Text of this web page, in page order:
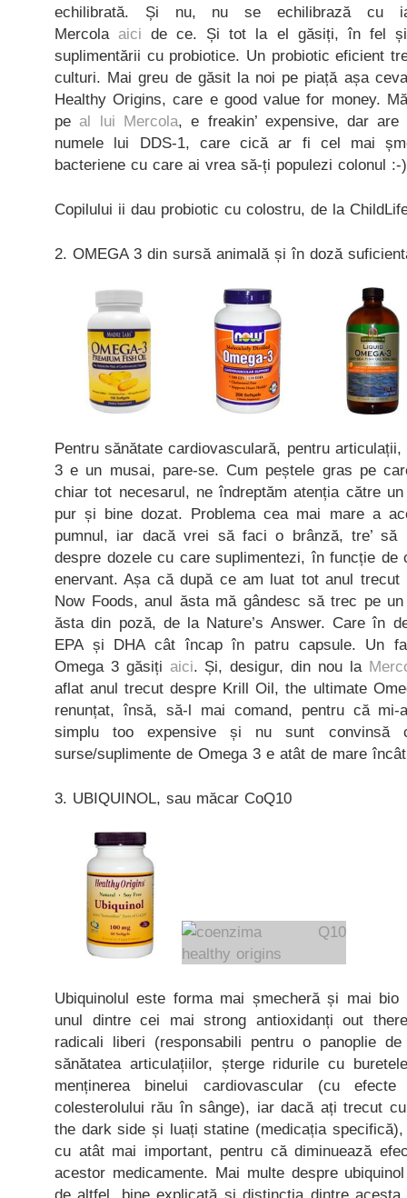
echilibrată. Și nu, nu se echilibrază cu
Mercola aici de ce. Și tot la el găsiți, în fel și
suplimentării cu probiotice. Un probiotic eficient
culturi. Mai greu de găsit la noi pe piață așa
Healthy Origins, care e good value for money.
pe al lui Mercola, e freakin’ expensive, dar
numele lui DDS-1, care cică ar fi cel mai
bacteriene cu care ai vrea să-ți populezi colonul :-
Copilului ii dau probiotic cu colostru, de la
2. OMEGA 3 din sursă animală și în doză
Pentru sănătate cardiovasculară, pentru
3 e un musai, pare-se. Cum peștele gras pe
chiar tot necesarul, ne îndreptăm atenția către
pur și bine dozat. Problema cea mai mare a
pumnul, iar dacă vrei să faci o brânză, tre’
despre dozele cu care suplimentezi, în funcție
enervant. Așa că după ce am luat tot anul
Now Foods, anul ăsta mă gândesc să trec pe
ăsta din poză, de la Nature’s Answer. Care în
EPA și DHA cât încap în patru capsule. Un
Omega 3 găsiți aici. Și, desigur, din nou la
aflat anul trecut despre Krill Oil, the ultimate
renunțat, însă, să-l mai comand, pentru că
simplu too expensive și nu sunt convinsă
surse/suplimente de Omega 3 e atât de mare
3. UBIQUINOL, sau măcar CoQ10
Ubiquinolul este forma mai șmecheră și mai bio
unul dintre cei mai strong antioxidanți out
radicali liberi (responsabili pentru o panoplie
sănătatea articulațiilor, șterge ridurile cu
menținerea binelui cardiovascular (cu
colesterolului rău în sânge), iar dacă ați trecut
the dark side și luați statine (medicația
cu atât mai important, pentru că diminuează
acestor medicamente. Mai multe despre
de altfel, bine explicată și distincția dintre